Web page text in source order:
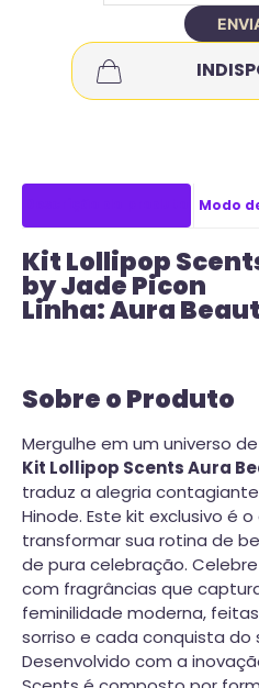
Modo
Kit Lollipop
by Jade Picon
Linha: Aura
Sobre o Produto
Mergulhe em um universo
Kit Lollipop Scents Aura
traduz a alegria
Hinode. Este kit exclusivo é
transformar sua rotina de
de pura celebração.
com fragrâncias que
feminilidade moderna,
sorriso e cada conquista do
Desenvolvido com a